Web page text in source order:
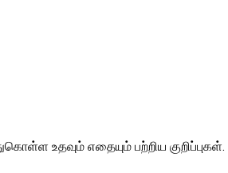
உதவும் எதையும் பற்றிய குறிப்புகள்.